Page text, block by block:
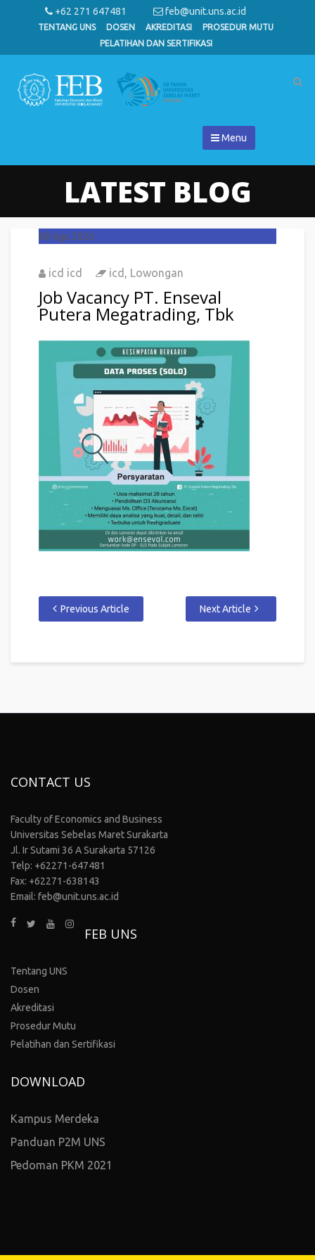
+62 271 647481 feb@unit.uns.ac.id
TENTANG UNS DOSEN AKREDITASI
PROSEDUR MUTU
PELATIHAN DAN SERTIFIKASI
Menu
LATEST BLOG
08 Agu 2026
icd icd icd , Lowongan
Job Vacancy PT. Enseval
Putera Megatrading, Tbk
Previous Article Next Article
CONTACT US
Faculty of Economics and Business
Universitas Sebelas Maret Surakarta
Jl. Ir Sutami 36 A Surakarta 57126
Telp: +62271-647481
Fax: +62271-638143
Email: feb@unit.uns.ac.id
FEB UNS
Tentang UNS
Dosen
Akreditasi
Prosedur Mutu
Pelatihan dan Sertifikasi
DOWNLOAD
Kampus Merdeka
Panduan P2M UNS
Pedoman PKM 2021